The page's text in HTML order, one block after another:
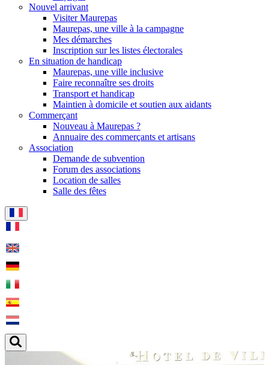
Nouvel arrivant
Visiter Maurepas
Maurepas, une ville à la campagne
Mes démarches
Inscription sur les listes électorales
En situation de handicap
Maurepas, une ville inclusive
Faire reconnaître ses droits
Transport et handicap
Maintien à domicile et soutien aux aidants
Commerçant
Nouveau à Maurepas ?
Annuaire des commerçants et artisans
Association
Demande de subvention
Forum des associations
Location de salles
Salle des fêtes